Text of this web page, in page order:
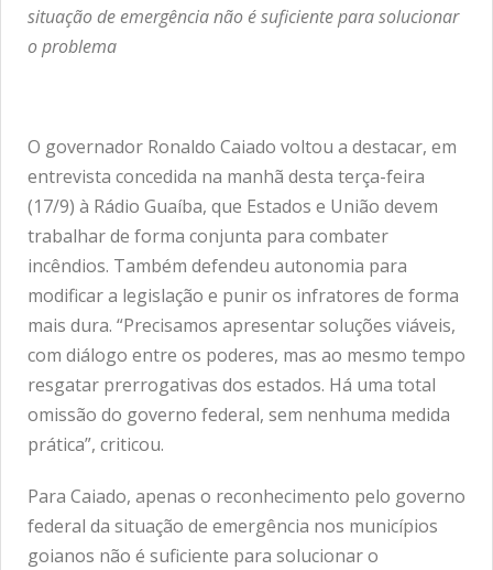
situação de emergência não é suficiente para solucionar
o problema
O governador Ronaldo Caiado voltou a destacar, em
entrevista concedida na manhã desta terça-feira
(17/9) à Rádio Guaíba, que Estados e União devem
trabalhar de forma conjunta para combater
incêndios. Também defendeu autonomia para
modificar a legislação e punir os infratores de forma
mais dura. “Precisamos apresentar soluções viáveis,
com diálogo entre os poderes, mas ao mesmo tempo
resgatar prerrogativas dos estados. Há uma total
omissão do governo federal, sem nenhuma medida
prática”, criticou.
Para Caiado, apenas o reconhecimento pelo governo
federal da situação de emergência nos municípios
goianos não é suficiente para solucionar o